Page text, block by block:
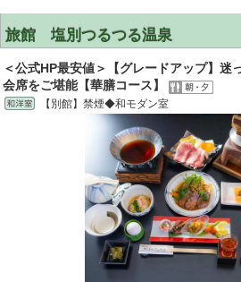
旅館 塩別つるつる温泉
＜公式HP最安値＞【グレードアップ】迷
会席をご堪能【華膳コース】
【別館】禁煙◆和モダン室